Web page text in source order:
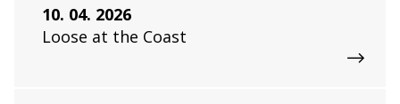
10. 04. 2026
Loose at the Coast